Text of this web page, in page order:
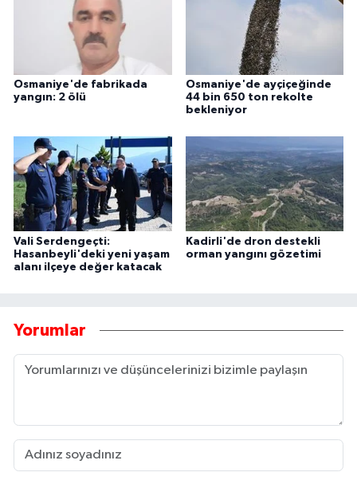
Osmaniye'de fabrikada
yangın: 2 ölü
Osmaniye'de ayçiçeğinde
44 bin 650 ton rekolte
bekleniyor
Vali Serdengeçti:
Hasanbeyli'deki yeni yaşam
alanı ilçeye değer katacak
Kadirli'de dron destekli
orman yangını gözetimi
Yorumlar